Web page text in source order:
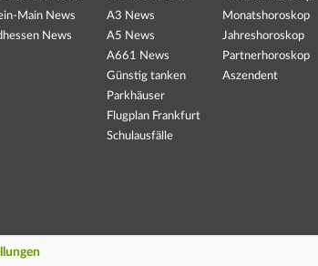
Main News
News
A3 News
A5 News
A661 News
Günstig tanken
Parkhäuser
Flugplan Frankfurt
Schulausfälle
Monatshoroskop
Jahreshoroskop
Partnerhoroskop
Aszendent